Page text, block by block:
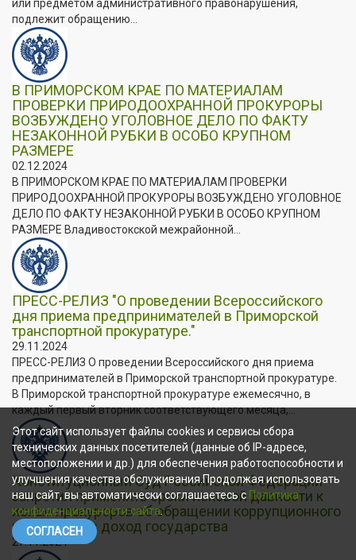
или предметом административного правонарушения,
подлежит обращению...
В ПРИМОРСКОМ КРАЕ ПО МАТЕРИАЛАМ
ПРОВЕРКИ ПРИРОДООХРАННОЙ ПРОКУРОРЫ
ВОЗБУЖДЕНО УГОЛОВНОЕ ДЕЛО ПО ФАКТУ
НЕЗАКОННОЙ РУБКИ В ОСОБО КРУПНОМ
РАЗМЕРЕ
02.12.2024
В ПРИМОРСКОМ КРАЕ ПО МАТЕРИАЛАМ ПРОВЕРКИ
ПРИРОДООХРАННОЙ ПРОКУРОРЫ ВОЗБУЖДЕНО УГОЛОВНОЕ
ДЕЛО ПО ФАКТУ НЕЗАКОННОЙ РУБКИ В ОСОБО КРУПНОМ
РАЗМЕРЕ Владивостокской межрайонной...
ПРЕСС-РЕЛИЗ "О проведении Всероссийского
дня приема предпринимателей в Приморской
транспортной прокуратуре."
29.11.2024
ПРЕСС-РЕЛИЗ О проведении Всероссийского дня приема
предпринимателей в Приморской транспортной прокуратуре.
В Приморской транспортной прокуратуре ежемесячно, в
каждый первый вторник соответствующего месяца,...
Конституционный Суд Российской Федерации
запретил применять сроки исковой давности к
искам прокуроров об обращении коррупционного
имущества в доход государства
27.11.2024
Этот сайт использует файлы cookies и сервисы сбора
технических данных посетителей (данные об IP-адресе,
местоположении и др.) для обеспечения работоспособности и
улучшения качества обслуживания.Продолжая использовать
наш сайт, вы автоматически соглашаетесь с Политика
конфиденциальности сайта.
СОГЛАСЕН